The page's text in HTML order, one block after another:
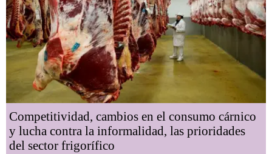
Competitividad, cambios en el consumo cárnico
y lucha contra la informalidad, las prioridades
del sector frigorífico